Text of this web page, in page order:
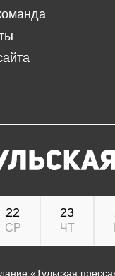
22
СР
23
ЧТ
«Тульская